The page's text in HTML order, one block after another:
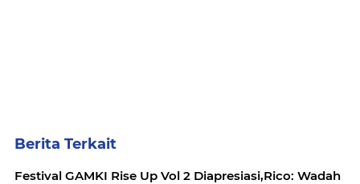
Berita Terkait
Festival GAMKI Rise Up Vol 2 Diapresiasi,Rico: Wadah